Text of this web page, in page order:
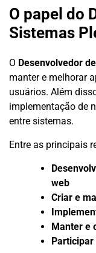
O papel do
Sistemas
O Desenvolvedor
manter e melhorar
usuários. Além
implementação de
entre sistemas.
Entre as principais
web
Criar e
Manter e